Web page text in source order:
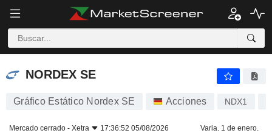
NORDEX SE
NORDEX SE
Gráfico Estático Nordex SE Acciones NDX1
Mercado cerrado - Xetra 17:36:52 05/08/2026 Varia. 1 de enero.